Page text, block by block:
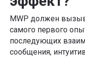
MWP должен
самого первого
последующих
сообщения,